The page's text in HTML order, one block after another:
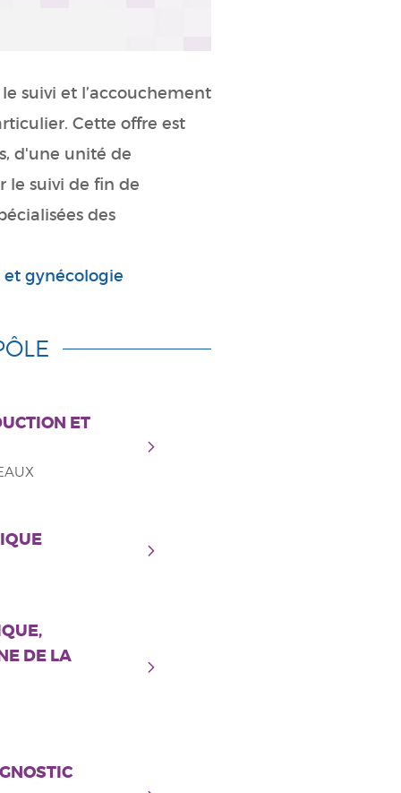
suivi et l’accouchement
Cette offre est
d'une unité de
le suivi de fin de
des
gynécologie
ET
DE LA